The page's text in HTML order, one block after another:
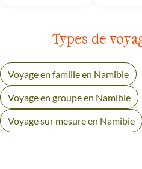
Types de
Voyage en famille en Namibie
Voyage en groupe en Namibie
Voyage sur mesure en Namibie